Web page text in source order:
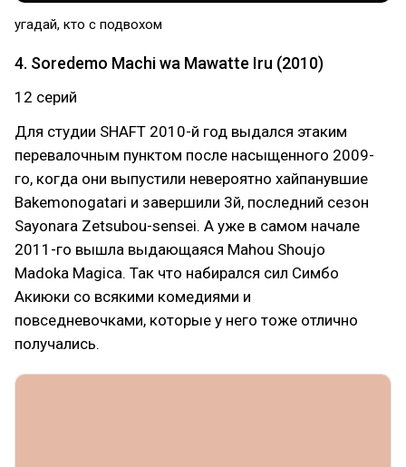
угадай, кто с подвохом
4. Soredemo Machi wa Mawatte Iru (2010)
12 серий
Для студии SHAFT 2010-й год выдался этаким
перевалочным пунктом после насыщенного 2009-
го, когда они выпустили невероятно хайпанувшие
Bakemonogatari и завершили 3й, последний сезон
Sayonara Zetsubou-sensei. А уже в самом начале
2011-го вышла выдающаяся Mahou Shoujo
Madoka Magica. Так что набирался сил Симбо
Акиюки со всякими комедиями и
повседневочками, которые у него тоже отлично
получались.